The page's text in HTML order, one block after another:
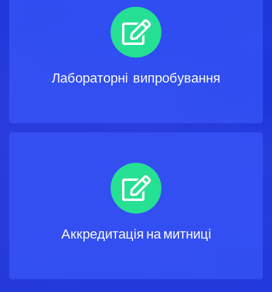
Лабораторні випробування
Аккредитація на митниці